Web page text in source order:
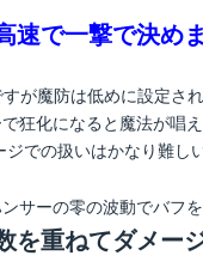
で一撃で決め
が魔防は低めに設定さ
狂化になると魔法が唱
での扱いはかなり難し
サーの零の波動でバフ
重ねてダメー